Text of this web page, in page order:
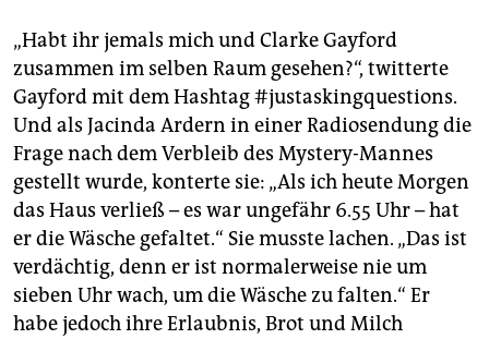
„Habt ihr jemals mich und Clarke Gayford
zusammen im selben Raum gesehen?“, twitterte
Gayford mit dem Hashtag #justaskingquestions.
Und als Jacinda Ardern in einer Radiosendung die
Frage nach dem Verbleib des Mystery-Mannes
gestellt wurde, konterte sie: „Als ich heute Morgen
das Haus verließ – es war ungefähr 6.55 Uhr – hat
er die Wäsche gefaltet.“ Sie musste lachen. „Das ist
verdächtig, denn er ist normalerweise nie um
sieben Uhr wach, um die Wäsche zu falten.“ Er
habe jedoch ihre Erlaubnis, Brot und Milch